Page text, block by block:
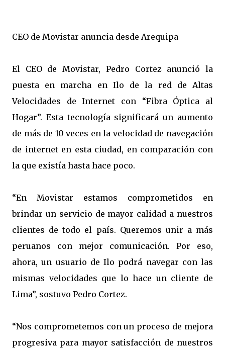
CEO de Movistar anuncia desde Arequipa
El CEO de Movistar, Pedro Cortez anunció la
puesta en marcha en Ilo de la red de Altas
Velocidades de Internet con “Fibra Óptica al
Hogar”. Esta tecnología significará un aumento
de más de 10 veces en la velocidad de navegación
de internet en esta ciudad, en comparación con
la que existía hasta hace poco.
“En Movistar estamos comprometidos en
brindar un servicio de mayor calidad a nuestros
clientes de todo el país. Queremos unir a más
peruanos con mejor comunicación. Por eso,
ahora, un usuario de Ilo podrá navegar con las
mismas velocidades que lo hace un cliente de
Lima”, sostuvo Pedro Cortez.
“Nos comprometemos con un proceso de mejora
progresiva para mayor satisfacción de nuestros